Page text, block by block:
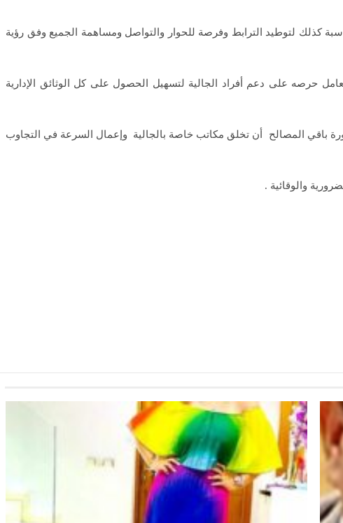
كذلك لتوطيد الترابط وفرصة للحوار والتواصل ومساهمة الجميع وفق رؤية
حرصه على دعم أفراد الجالية لتسهيل الحصول على كل الوثائق الإدارية
باقي المصالح أن تخلق مكاتب خاصة بالجالية وإعمال السرعة في التجاوب
والوقائية .